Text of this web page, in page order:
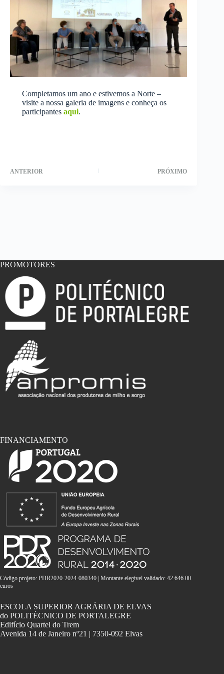
Completamos um ano e estivemos a Norte –
visite a nossa galeria de imagens e conheça os
participantes aqui.
ANTERIOR PRÓXIMO
PROMOTORES
FINANCIAMENTO
Código projeto: PDR2020-2024-080340 | Montante elegível validado: 42 646.00
euros
ESCOLA SUPERIOR AGRÁRIA DE ELVAS
do POLITÉCNICO DE PORTALEGRE
Edifício Quartel do Trem
Avenida 14 de Janeiro nº21 | 7350-092 Elvas